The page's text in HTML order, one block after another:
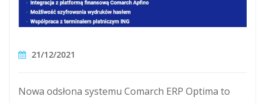
21/12/2021
Nowa odsłona systemu Comarch ERP Optima to